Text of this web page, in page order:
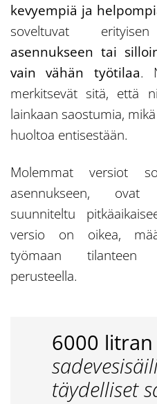
kevyempiä ja
soveltuvat
asennukseen tai
vain vähän työtilaa.
merkitsevät sitä, että
lainkaan saostumia,
huoltoa entisestään.
Molemmat versiot
asennukseen, ovat
suunniteltu
versio on oikea,
työmaan tilanteen
perusteella.
6000
täydelliset